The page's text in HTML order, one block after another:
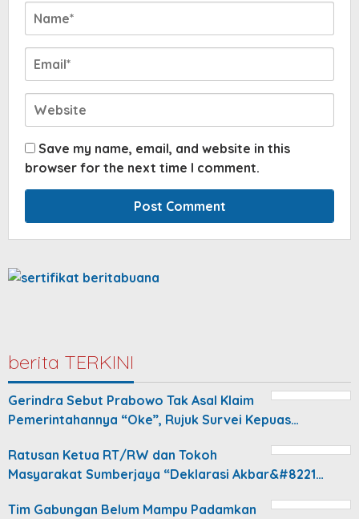
Save my name, email, and website in this
browser for the next time I comment.
berita TERKINI
Gerindra Sebut Prabowo Tak Asal Klaim
Pemerintahannya “Oke”, Rujuk Survei Kepuas…
Ratusan Ketua RT/RW dan Tokoh
Masyarakat Sumberjaya “Deklarasi Akbar&#8221…
Tim Gabungan Belum Mampu Padamkan